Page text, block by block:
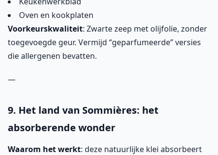
Oven en kookplaten
Voorkeurskwaliteit: Zwarte zeep met olijfolie, zonder
toegevoegde geur. Vermijd “geparfumeerde” versies
die allergenen bevatten.
—
9. Het land van Sommières: het
absorberende wonder
Waarom het werkt: deze natuurlijke klei absorbeert